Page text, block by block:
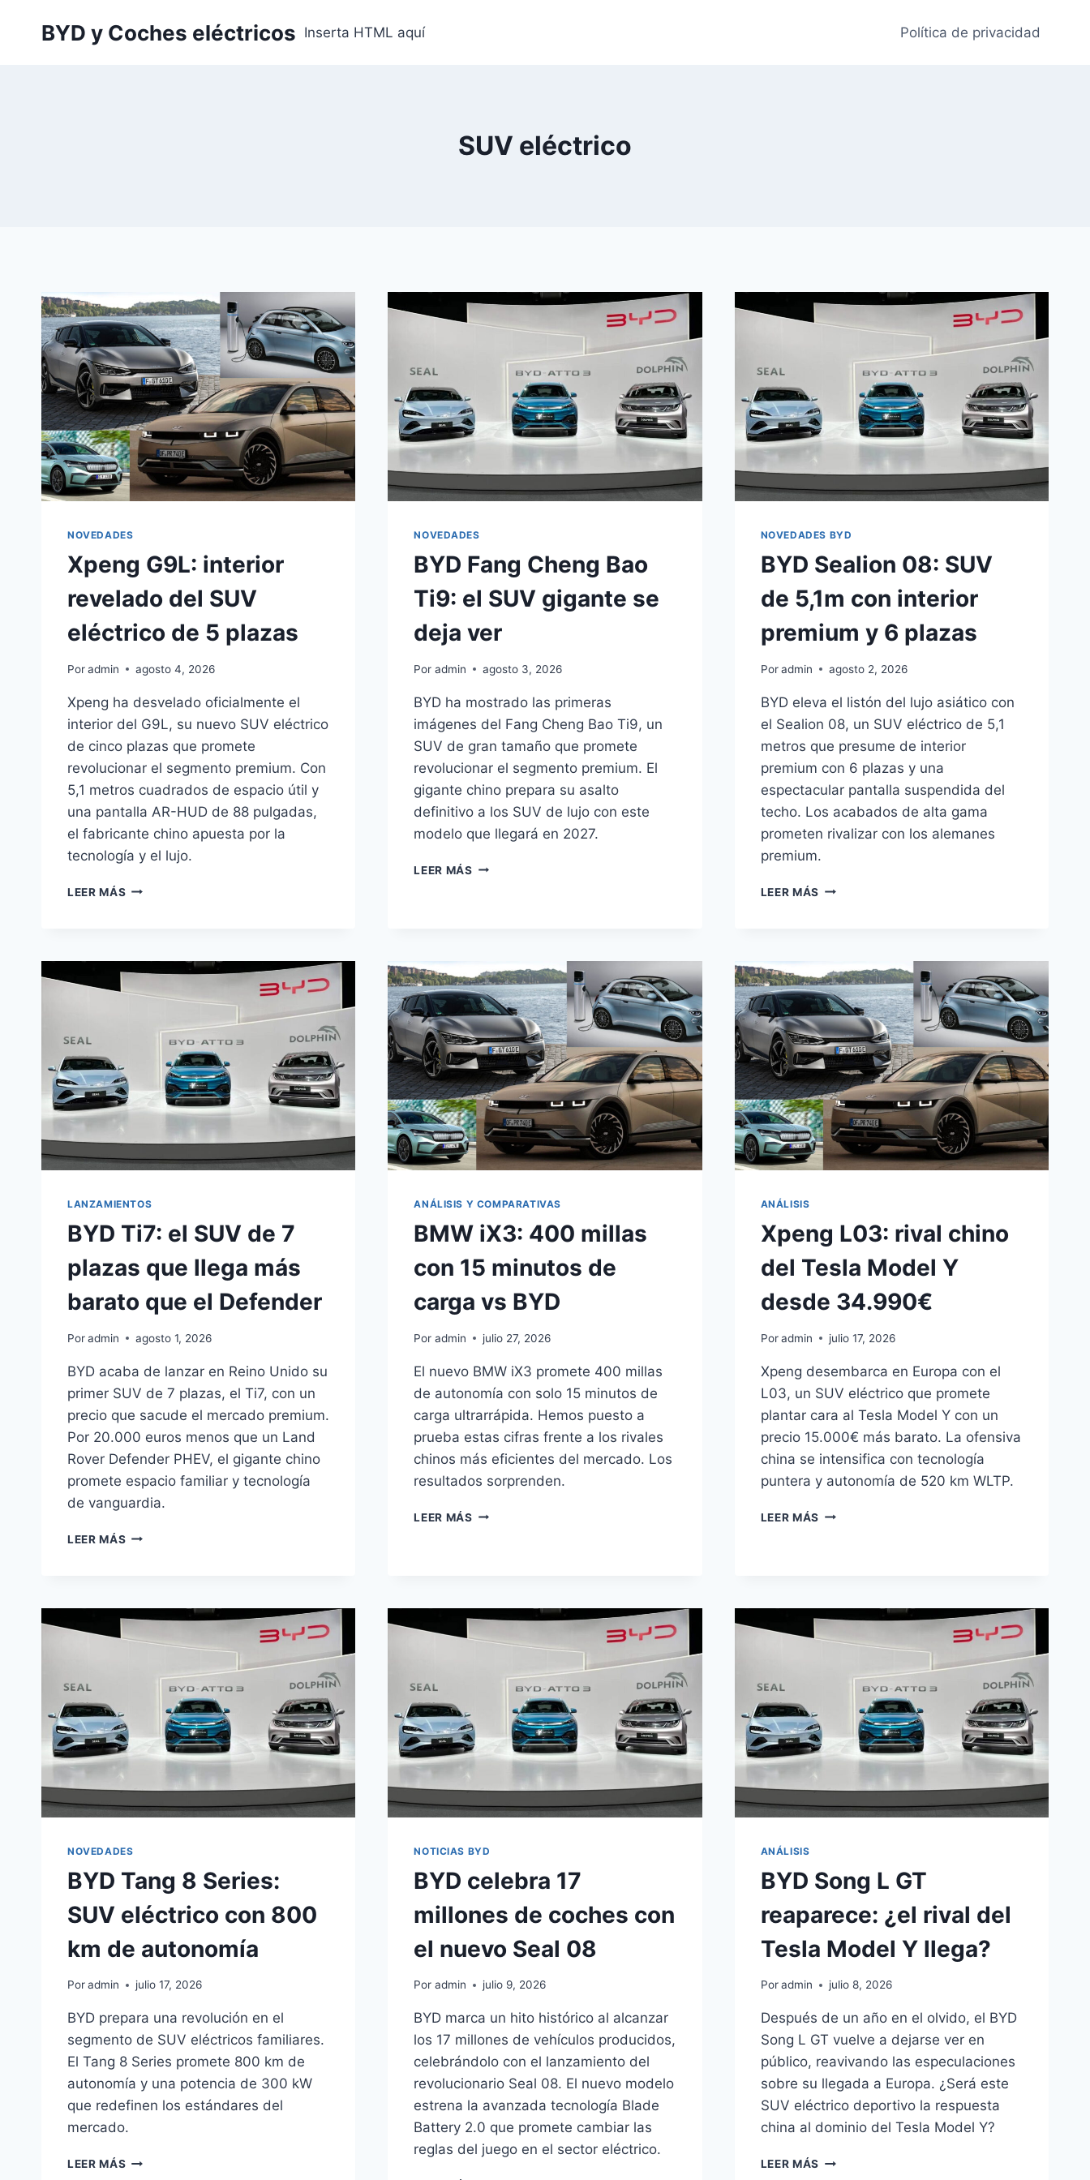
BYD y Coches eléctricos Inserta HTML aquí Política de privacidad
SUV eléctrico
NOVEDADES
Xpeng G9L: interior
revelado del SUV
eléctrico de 5 plazas
Poradmin agosto 4, 2026
Xpeng ha desvelado oficialmente el
interior del G9L, su nuevo SUV eléctrico
de cinco plazas que promete
revolucionar el segmento premium. Con
5,1 metros cuadrados de espacio útil y
una pantalla AR-HUD de 88 pulgadas,
el fabricante chino apuesta por la
tecnología y el lujo.
LEER MÁS XPENG
SUV
ELÉCTRICO
PLAZAS
NOVEDADES
BYD Fang Cheng Bao
Ti9: el SUV gigante se
deja ver
Por admin agosto 3, 2026
BYD ha mostrado las primeras
imágenes del Fang Cheng Bao Ti9, un
SUV de gran tamaño que promete
revolucionar el segmento premium. El
gigante chino prepara su asalto
definitivo a los SUV de lujo con este
modelo que llegará en 2027.
LEER MÁS BYD
SUV
GIGANTE
SE
DEJA
VER
NOVEDADES BYD
BYD Sealion 08: SUV
de 5,1m con interior
premium y 6 plazas
Por admin agosto 2, 2026
BYD eleva el listón del lujo asiático con
el Sealion 08, un SUV eléctrico de 5,1
metros que presume de interior
premium con 6 plazas y una
espectacular pantalla suspendida del
techo. Los acabados de alta gama
prometen rivalizar con los alemanes
premium.
LEER MÁS BYD
5,1M
CON
INTERIOR
PREMIUM
Y
6
PLAZAS
LANZAMIENTOS
BYD Ti7: el SUV de 7
plazas que llega más
barato que el Defender
Poradmin agosto 1, 2026
BYD acaba de lanzar en Reino Unido su
primer SUV de 7 plazas, el Ti7, con un
precio que sacude el mercado premium.
Por 20.000 euros menos que un Land
Rover Defender PHEV, el gigante chino
promete espacio familiar y tecnología
de vanguardia.
LEER MÁS BYD
7
PLAZAS
BARATO
QUE
EL
DEFENDER
ANÁLISIS Y COMPARATIVAS
BMW iX3: 400 millas
con 15 minutos de
carga vs BYD
Por admin julio 27, 2026
El nuevo BMW iX3 promete 400 millas
de autonomía con solo 15 minutos de
carga ultrarrápida. Hemos puesto a
prueba estas cifras frente a los rivales
chinos más eficientes del mercado. Los
resultados sorprenden.
LEER MÁS BMW
MINUTOS
CARGA
ANÁLISIS
Xpeng L03: rival chino
del Tesla Model Y
desde 34.990€
Por admin julio 17, 2026
Xpeng desembarca en Europa con el
L03, un SUV eléctrico que promete
plantar cara al Tesla Model Y con un
precio 15.000€ más barato. La ofensiva
china se intensifica con tecnología
puntera y autonomía de 520 km WLTP.
LEER MÁS XPENG
MODEL
DESDE
NOVEDADES
BYD Tang 8 Series:
SUV eléctrico con 800
km de autonomía
Poradmin julio 17, 2026
BYD prepara una revolución en el
segmento de SUV eléctricos familiares.
El Tang 8 Series promete 800 km de
autonomía y una potencia de 300 kW
que redefinen los estándares del
mercado.
LEER MÁS BYD
NOTICIAS BYD
BYD celebra 17
millones de coches con
el nuevo Seal 08
Por admin julio 9, 2026
BYD marca un hito histórico al alcanzar
los 17 millones de vehículos producidos,
celebrándolo con el lanzamiento del
revolucionario Seal 08. El nuevo modelo
estrena la avanzada tecnología Blade
Battery 2.0 que promete cambiar las
reglas del juego en el sector eléctrico.
ANÁLISIS
BYD Song L GT
reaparece: ¿el rival del
Tesla Model Y llega?
Por admin julio 8, 2026
Después de un año en el olvido, el BYD
Song L GT vuelve a dejarse ver en
público, reavivando las especulaciones
sobre su llegada a Europa. ¿Será este
SUV eléctrico deportivo la respuesta
china al dominio del Tesla Model Y?
LEER MÁS BYD